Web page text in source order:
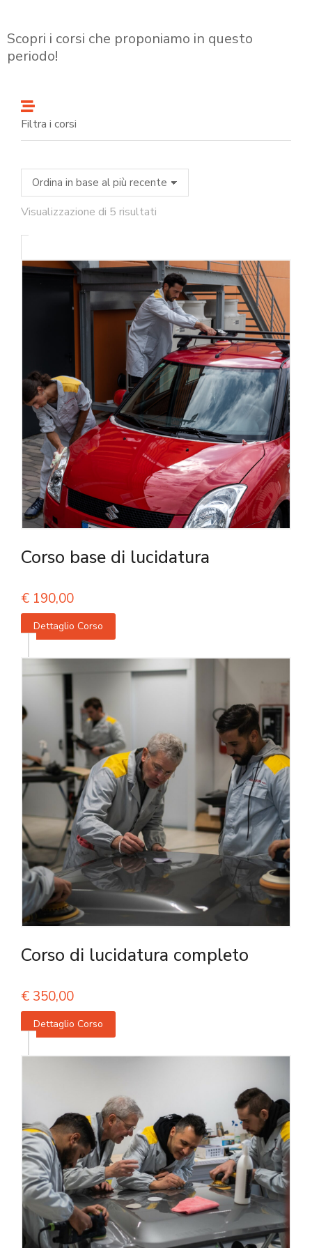
Scopri i corsi che proponiamo in questo
periodo!
Filtra i corsi
Visualizzazione di 5 risultati
Corso base di lucidatura
€ 190,00
Dettaglio Corso
Corso di lucidatura completo
€ 350,00
Dettaglio Corso